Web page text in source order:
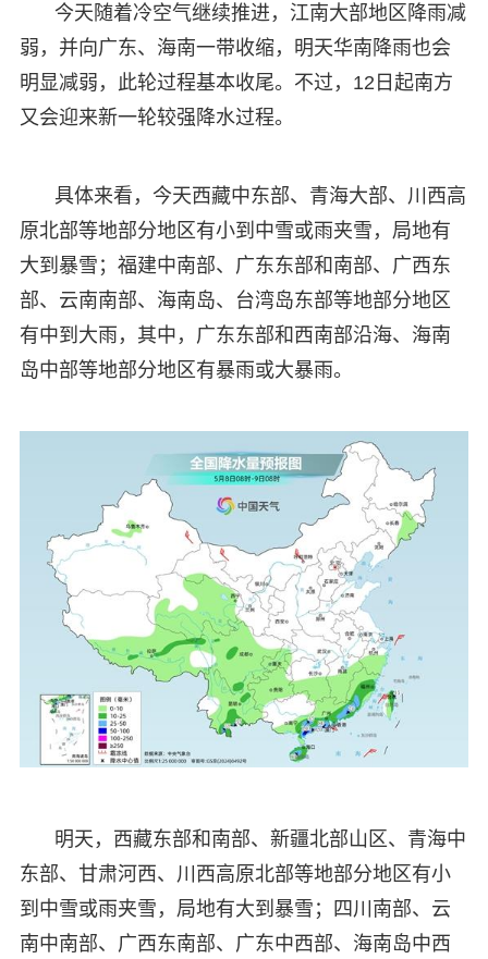
今天随着冷空气继续推进，江南大部地区降雨减
弱，并向广东、海南一带收缩，明天华南降雨也会
明显减弱，此轮过程基本收尾。不过，12日起南方
又会迎来新一轮较强降水过程。
具体来看，今天西藏中东部、青海大部、川西高
原北部等地部分地区有小到中雪或雨夹雪，局地有
大到暴雪；福建中南部、广东东部和南部、广西东
部、云南南部、海南岛、台湾岛东部等地部分地区
有中到大雨，其中，广东东部和西南部沿海、海南
岛中部等地部分地区有暴雨或大暴雨。
明天，西藏东部和南部、新疆北部山区、青海中
东部、甘肃河西、川西高原北部等地部分地区有小
到中雪或雨夹雪，局地有大到暴雪；四川南部、云
南中南部、广西东南部、广东中西部、海南岛中西